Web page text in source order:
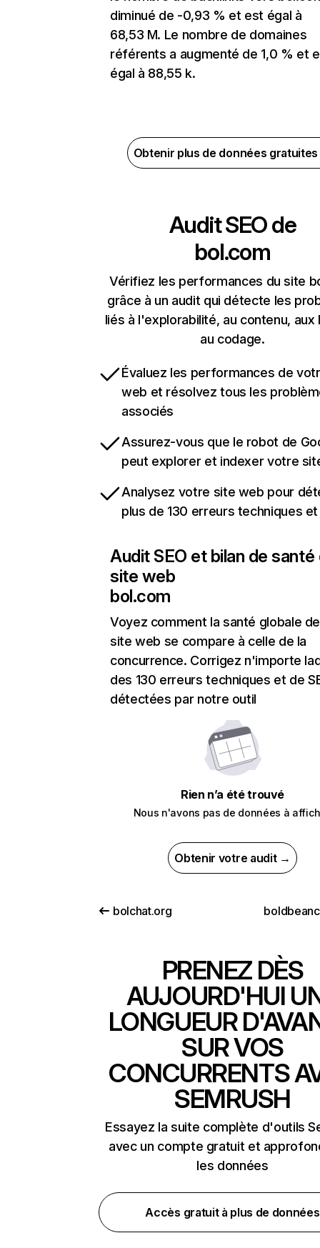
diminué de -0,93 % et est égal à
68,53 M. Le nombre de domaines
référents a augmenté de 1,0 % et
égal à 88,55 k.
Obtenir plus de données
Audit SEO de
bol.com
Vérifiez les performances du site
grâce à un audit qui détecte les
liés à l'explorabilité, au contenu, aux
au codage.
Évaluez les performances de
web et résolvez tous les
associés
Assurez-vous que le robot de
peut explorer et indexer votre
Analysez votre site web pour
plus de 130 erreurs techniques et
Audit SEO et bilan de santé
site web
bol.com
Voyez comment la santé globale
site web se compare à celle de la
concurrence. Corrigez n'importe
des 130 erreurs techniques et de
détectées par notre outil
Rien n’a été trouvé
Nous n'avons pas de données à
Obtenir votre audit →
bolchat.org
PRENEZ DÈS
AUJOURD'HUI
LONGUEUR
SUR VOS
CONCURRENTS
SEMRUSH
Essayez la suite complète d'outils
avec un compte gratuit et
les données
Accès gratuit à plus de données